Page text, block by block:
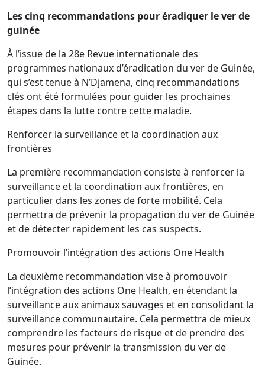
Les cinq recommandations pour éradiquer le ver de
guinée
À l’issue de la 28e Revue internationale des
programmes nationaux d’éradication du ver de Guinée,
qui s’est tenue à N’Djamena, cinq recommandations
clés ont été formulées pour guider les prochaines
étapes dans la lutte contre cette maladie.
Renforcer la surveillance et la coordination aux
frontières
La première recommandation consiste à renforcer la
surveillance et la coordination aux frontières, en
particulier dans les zones de forte mobilité. Cela
permettra de prévenir la propagation du ver de Guinée
et de détecter rapidement les cas suspects.
Promouvoir l’intégration des actions One Health
La deuxième recommandation vise à promouvoir
l’intégration des actions One Health, en étendant la
surveillance aux animaux sauvages et en consolidant la
surveillance communautaire. Cela permettra de mieux
comprendre les facteurs de risque et de prendre des
mesures pour prévenir la transmission du ver de
Guinée.